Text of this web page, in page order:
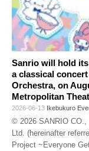
Sanrio will hold
a classical
Orchestra, on
Metropolitan
2026-06-13 Ikebukuro
© 2026 SANRIO CO.,
Ltd. (hereinafter
Project ~Everyone